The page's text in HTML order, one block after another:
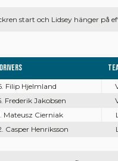
start och Lidsey hänger på
Drivers
Filip Hjelmland
Frederik Jakobsen
Mateusz Cierniak
Casper Henriksson